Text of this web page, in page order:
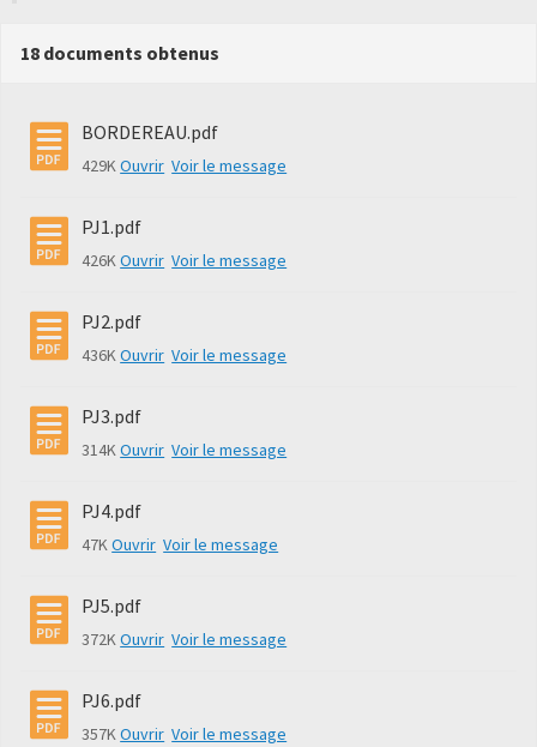
18 documents obtenus
BORDEREAU.pdf
429KOuvrir Voir le message
PJ1.pdf
426KOuvrir Voir le message
PJ2.pdf
436KOuvrir Voir le message
PJ3.pdf
314KOuvrir Voir le message
PJ4.pdf
47KOuvrir Voir le message
PJ5.pdf
372KOuvrir Voir le message
PJ6.pdf
357KOuvrir Voir le message